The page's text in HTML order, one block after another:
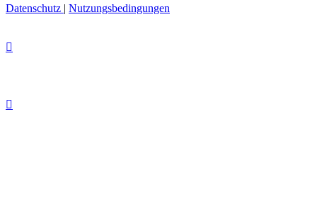
Datenschutz | Nutzungsbedingungen